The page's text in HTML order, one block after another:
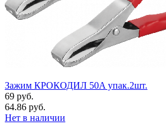
Зажим КРОКОДИЛ 50A упак.2шт.
69 руб.
64.86 руб.
Нет в наличии